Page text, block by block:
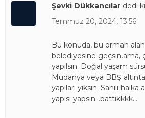
Şevki Dükkancılar dedi
Temmuz 20, 2024, 13:56
Bu konuda, bu orman
belediyesine geçsin.ama,
yapılsın. Doğal yaşam
Mudanya veya BBŞ
yapıları yıksın. Sahili halka
yapısı yapsın…battıkkkk…